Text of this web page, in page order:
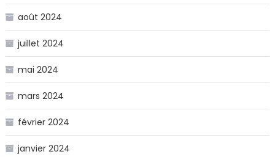
août 2024
juillet 2024
mai 2024
mars 2024
février 2024
janvier 2024